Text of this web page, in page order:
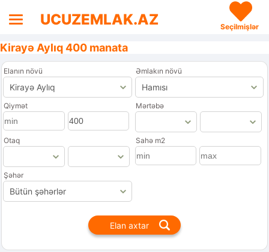
UCUZEMLAK.AZ Seçilmişlər
Kirayə Aylıq 400 manata
Elanın növü Əmlakın növü
Qiymət Mərtəbə
Otaq Sahə m2
Şəhər